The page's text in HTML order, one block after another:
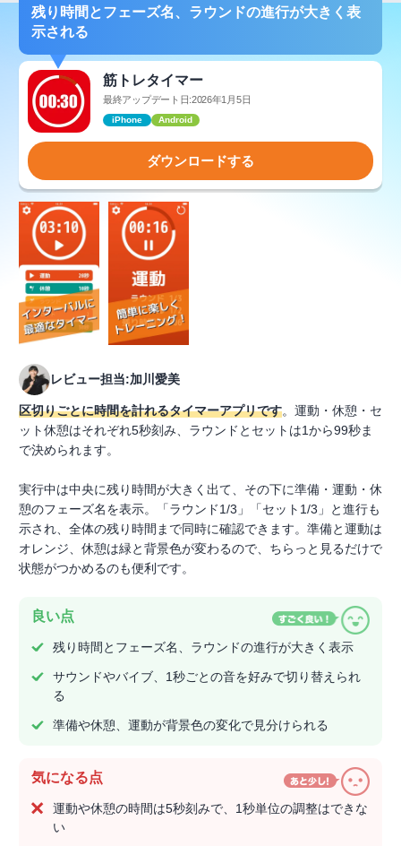
残り時間とフェーズ名、ラウンドの進行が大きく表
示される
筋トレタイマー
最終アップデート日:2026年1月5日
iPhone Android
ダウンロードする
レビュー担当:加川愛美
区切りごとに時間を計れるタイマーアプリです。運動・休憩・セ
ット休憩はそれぞれ5秒刻み、ラウンドとセットは1から99秒ま
で決められます。
実行中は中央に残り時間が大きく出て、その下に準備・運動・休
憩のフェーズ名を表示。「ラウンド1/3」「セット1/3」と進行も
示され、全体の残り時間まで同時に確認できます。準備と運動は
オレンジ、休憩は緑と背景色が変わるので、ちらっと見るだけで
状態がつかめるのも便利です。
良い点
残り時間とフェーズ名、ラウンドの進行が大きく表示
サウンドやバイブ、1秒ごとの音を好みで切り替えられ
る
準備や休憩、運動が背景色の変化で見分けられる
気になる点
運動や休憩の時間は5秒刻みで、1秒単位の調整はできな
い